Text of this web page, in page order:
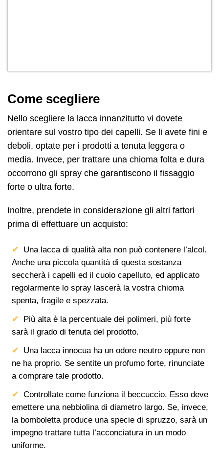
Come scegliere
Nello scegliere la lacca innanzitutto vi dovete
orientare sul vostro tipo dei capelli. Se li avete fini e
deboli, optate per i prodotti a tenuta leggera o
media. Invece, per trattare una chioma folta e dura
occorrono gli spray che garantiscono il fissaggio
forte o ultra forte.
Inoltre, prendete in considerazione gli altri fattori
prima di effettuare un acquisto:
Una lacca di qualità alta non può contenere l’alcol.
Anche una piccola quantità di questa sostanza
seccherà i capelli ed il cuoio capelluto, ed applicato
regolarmente lo spray lascerà la vostra chioma
spenta, fragile e spezzata.
Più alta è la percentuale dei polimeri, più forte
sarà il grado di tenuta del prodotto.
Una lacca innocua ha un odore neutro oppure non
ne ha proprio. Se sentite un profumo forte, rinunciate
a comprare tale prodotto.
Controllate come funziona il beccuccio. Esso deve
emettere una nebbiolina di diametro largo. Se, invece,
la bomboletta produce una specie di spruzzo, sarà un
impegno trattare tutta l’acconciatura in un modo
uniforme.